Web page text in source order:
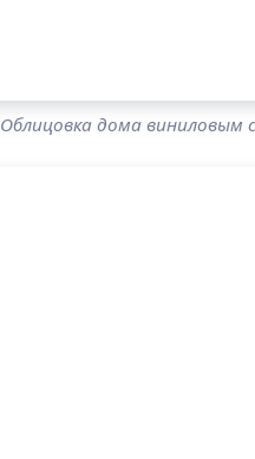
Облицовка дома виниловым